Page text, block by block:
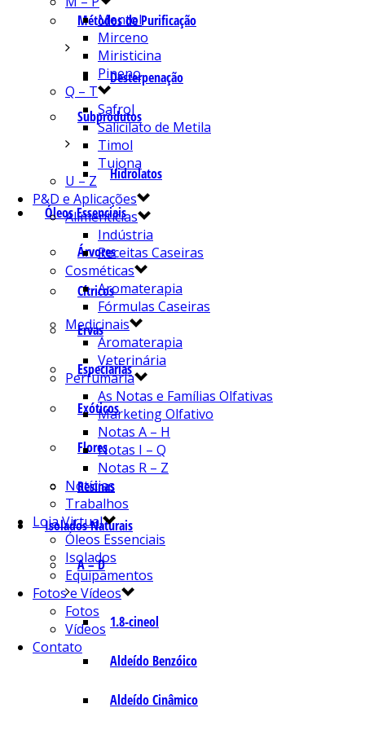
Métodos de Purificação
Desterpenação
Subprodutos
Hidrolatos
Óleos Essenciais
Árvores
Cítricos
Ervas
Especiarias
Exóticos
Flores
Resinas
Isolados Naturais
A – D
1.8-cineol
Aldeído Benzóico
Aldeído Cinâmico
Mentol
Mirceno
Miristicina
Pineno
Q – T
Safrol
Salicilato de Metila
Timol
Tujona
U – Z
P&D e Aplicações
Alimentícias
Indústria
Receitas Caseiras
Cosméticas
Aromaterapia
Fórmulas Caseiras
Medicinais
Aromaterapia
Veterinária
Perfumaria
As Notas e Famílias Olfativas
Marketing Olfativo
Notas A – H
Notas I – Q
Notas R – Z
Notícias
Trabalhos
Loja Virtual
Óleos Essenciais
Isolados
Equipamentos
Fotos e Vídeos
Fotos
Vídeos
Contato